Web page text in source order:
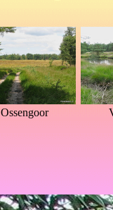
Ossengoor